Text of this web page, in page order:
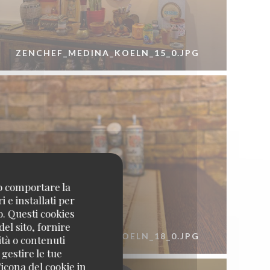
comportare la
e installati per
Questi cookies
sito, fornire
o contenuti
le tue
del cookie in
ZENCHEF_MEDINA_KOELN_15_0.JPG
ZENCHEF_MEDINA_KOELN_18_0.JPG